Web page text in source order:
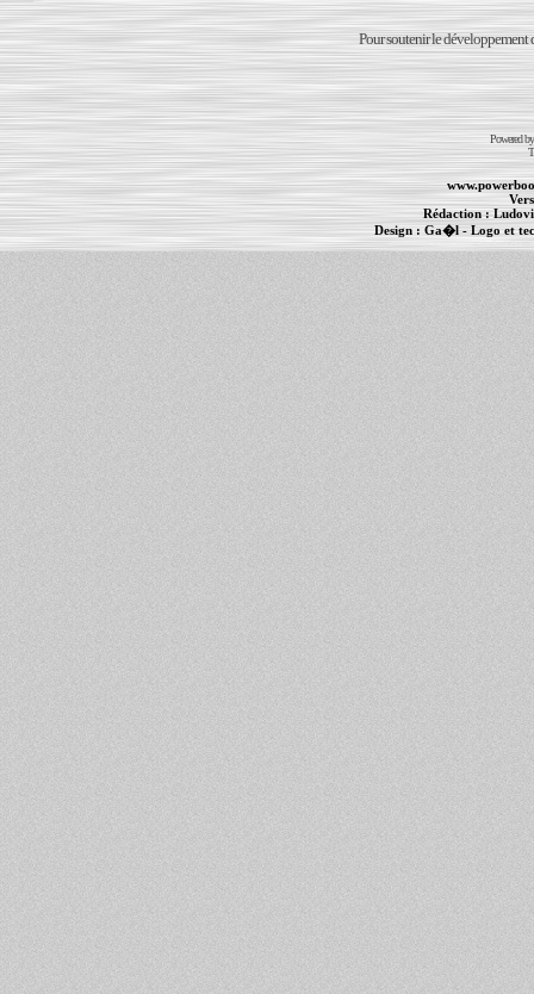
Pour soutenir le développement
Powered
Rédaction :
Design : Ga�l- Logo et
MacBook Pro -